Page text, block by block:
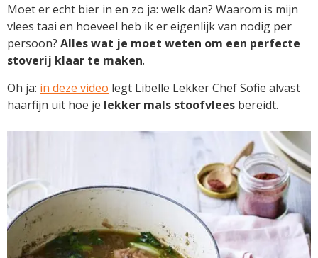
Moet er echt bier in en zo ja: welk dan? Waarom is mijn
vlees taai en hoeveel heb ik er eigenlijk van nodig per
persoon? Alles wat je moet weten om een perfecte
stoverij klaar te maken.
Oh ja: in deze video legt Libelle Lekker Chef Sofie alvast
haarfijn uit hoe je lekker mals stoofvlees bereidt.
ARTIKEL